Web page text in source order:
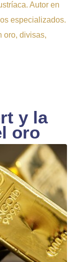
Autor en
especializados.
oro, divisas,
y la
oro